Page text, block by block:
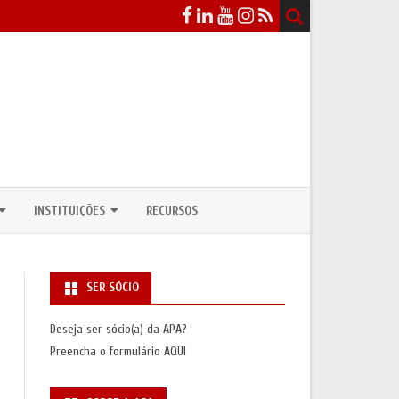
PÚBLICAS
PRÉMIOS)
INSTITUIÇÕES
ANTROPOLOGIA
UNIDADES DE INVESTIGAÇÃO
ASSOCIAÇÕES INTERNACIONAIS
RECURSOS
SER SÓCIO
Deseja ser sócio(a) da APA?
Preencha o formulário AQUI